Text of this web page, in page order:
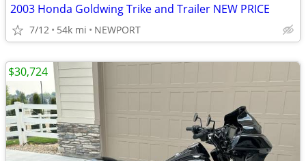
2003 Honda Goldwing Trike and Trailer NEW PRICE
7/12 54k mi NEWPORT
$30,724